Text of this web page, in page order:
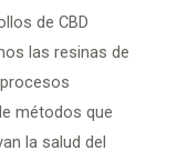
de CBD
las resinas de
métodos que
la salud del